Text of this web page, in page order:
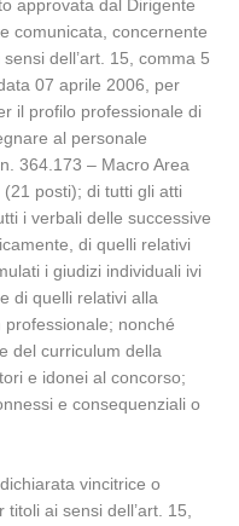
approvata dal Dirigente
comunicata, concernente
dell’art. 15, comma 5
07 aprile 2006, per
il profilo professionale di
al personale
364.173 – Macro Area
posti); di tutti gli atti
i verbali delle successive
di quelli relativi
i giudizi individuali ivi
di quelli relativi alla
nonché
del curriculum della
e idonei al concorso;
e consequenziali o
vincitrice o
ai sensi dell’art. 15,